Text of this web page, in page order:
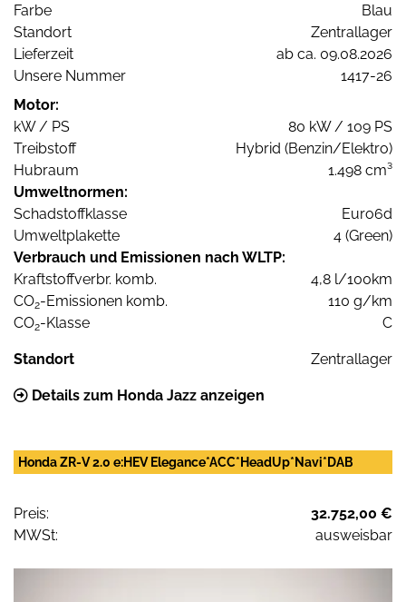
Farbe
Blau
Standort
Zentrallager
Lieferzeit
ab ca. 09.08.2026
Unsere Nummer
1417-26
Motor:
kW / PS
80 kW / 109 PS
Treibstoff
Hybrid (Benzin/Elektro)
Hubraum
1.498 cm³
Umweltnormen:
Schadstoffklasse
Euro6d
Umweltplakette
4 (Green)
Verbrauch und Emissionen nach WLTP:
Kraftstoffverbr. komb.
4,8 l/100km
CO2-Emissionen komb.
110 g/km
CO2-Klasse C
Standort Zentrallager
Details zum Honda Jazz anzeigen
Honda ZR-V 2.0 e:HEV Elegance*ACC*HeadUp*Navi*DAB
Preis:
32.752,00 €
MWSt:
ausweisbar